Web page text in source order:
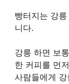
빵터지는 강
니다.
강릉 하면 보
한 커피를 먼
사람들에게